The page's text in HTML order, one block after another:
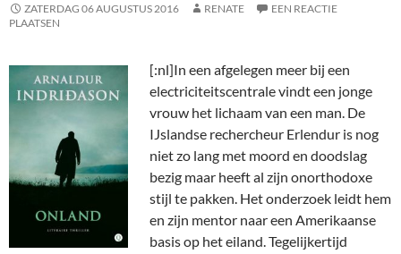
ZATERDAG 06 AUGUSTUS 2016 RENATE
EEN REACTIE
PLAATSEN
[:nl]In een afgelegen meer bij een
electriciteitscentrale vindt een jonge
vrouw het lichaam van een man. De
IJslandse rechercheur Erlendur is nog
niet zo lang met moord en doodslag
bezig maar heeft al zijn onorthodoxe
stijl te pakken. Het onderzoek leidt hem
en zijn mentor naar een Amerikaanse
basis op het eiland. Tegelijkertijd